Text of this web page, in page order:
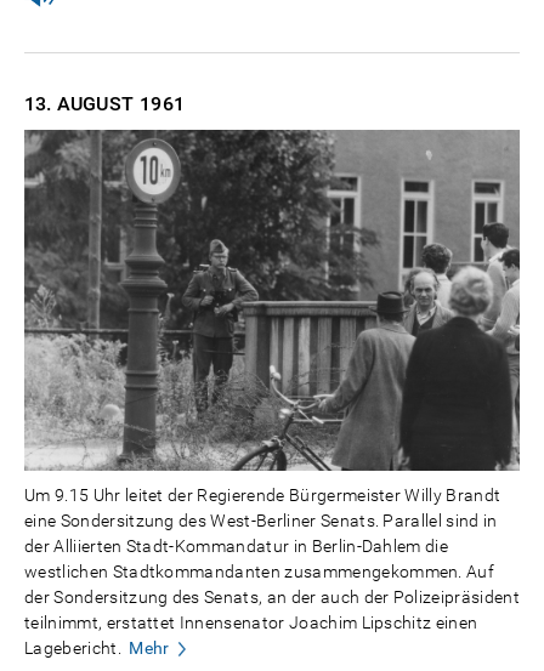
13. AUGUST 1961
Um 9.15 Uhr leitet der Regierende Bürgermeister Willy Brandt
eine Sondersitzung des West-Berliner Senats. Parallel sind in
der Alliierten Stadt-Kommandatur in Berlin-Dahlem die
westlichen Stadtkommandanten zusammengekommen. Auf
der Sondersitzung des Senats, an der auch der Polizeipräsident
teilnimmt, erstattet Innensenator Joachim Lipschitz einen
Lagebericht.
Mehr